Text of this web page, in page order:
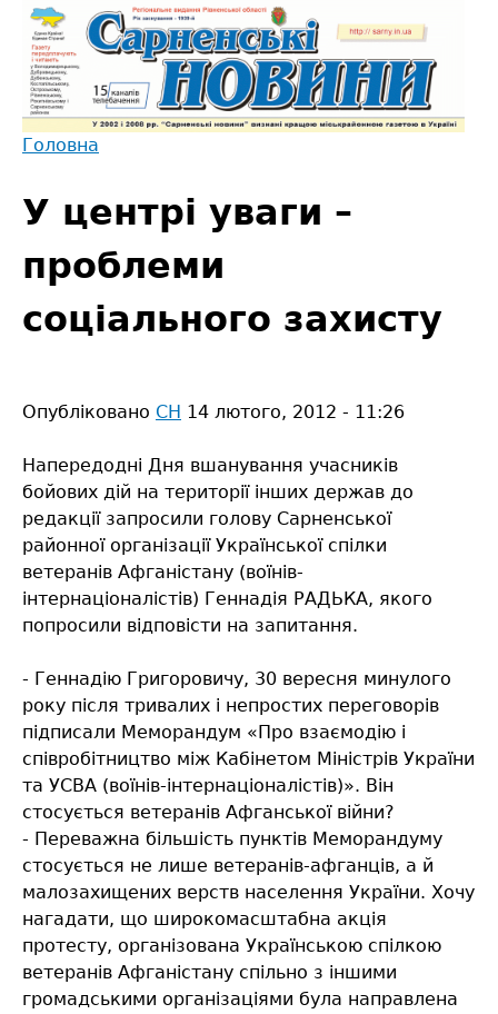
Jump
navigation
є
тут
Головна
to
top
У центрі уваги –
проблеми
соціального захисту
Опубліковано СН 14 лютого, 2012 - 11:26
Напередодні Дня вшанування учасників
бойових дій на території інших держав до
редакції запросили голову Сарненської
районної організації Української спілки
ветеранів Афганістану (воїнів-
інтернаціоналістів) Геннадія РАДЬКА, якого
попросили відповісти на запитання.
- Геннадію Григоровичу, 30 вересня минулого
року після тривалих і непростих переговорів
підписали Меморандум «Про взаємодію і
співробітництво між Кабінетом Міністрів України
та УСВА (воїнів-інтернаціоналістів)». Він
стосується ветеранів Афганської війни?
- Переважна більшість пунктів Меморандуму
стосується не лише ветеранів-афганців, а й
малозахищених верств населення України. Хочу
нагадати, що широкомасштабна акція
протесту, організована Українською спілкою
ветеранів Афганістану спільно з іншими
громадськими організаціями була направлена